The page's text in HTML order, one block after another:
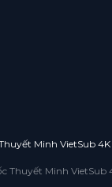
Minh VietSub 4K
Thuyết Minh VietSub